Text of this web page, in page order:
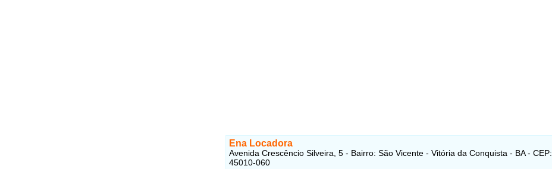
Ena Locadora
Avenida Crescêncio Silveira, 5 - Bairro: São Vicente - Vitória da Conquista - BA - CEP:
45010-060